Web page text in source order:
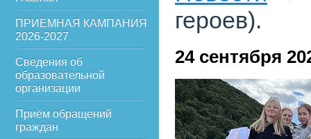
ПРИЕМНАЯ КАМПАНИЯ
2026-2027
Сведения об
образовательной
организации
Приём обращений
граждан
героев).
24сентября